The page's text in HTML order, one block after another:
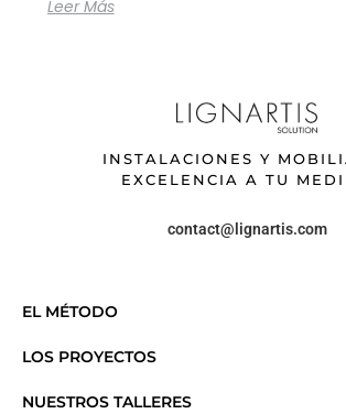
Leer Más
INSTALACIONES Y
EXCELENCIA A TU
contact@lignartis.com
EL MÉTODO
LOS PROYECTOS
NUESTROS TALLERES